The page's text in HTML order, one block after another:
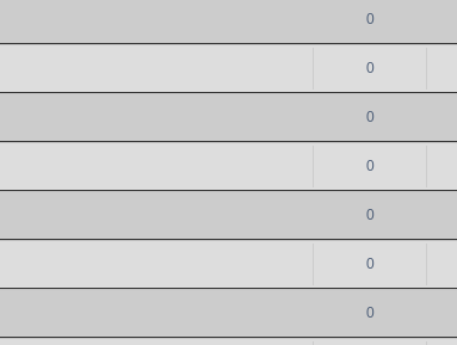
0
0
0
0
0
0
0